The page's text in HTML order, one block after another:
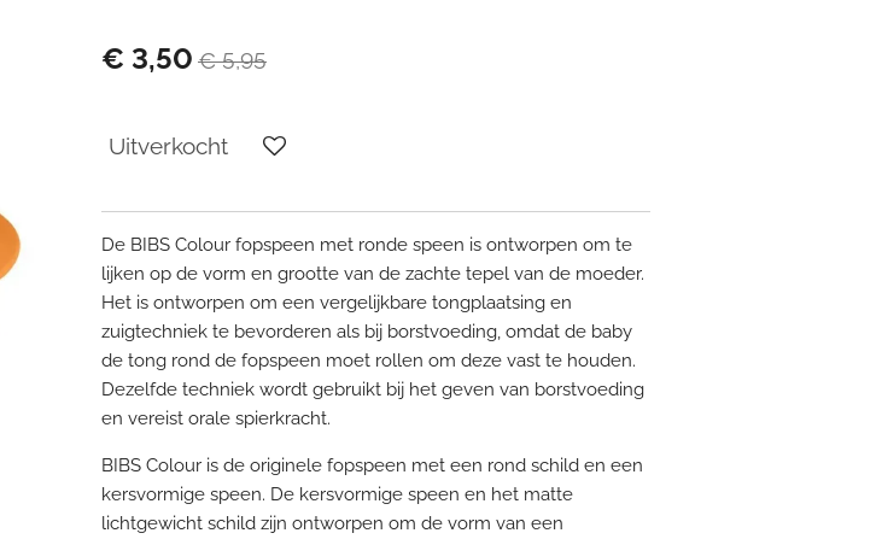
€ 3,50 € 5,95
Uitverkocht
De BIBS Colour fopspeen met ronde speen is ontworpen om te
lijken op de vorm en grootte van de zachte tepel van de moeder.
Het is ontworpen om een vergelijkbare tongplaatsing en
zuigtechniek te bevorderen als bij borstvoeding, omdat de baby
de tong rond de fopspeen moet rollen om deze vast te houden.
Dezelfde techniek wordt gebruikt bij het geven van borstvoeding
en vereist orale spierkracht.
BIBS Colour is de originele fopspeen met een rond schild en een
kersvormige speen. De kersvormige speen en het matte
lichtgewicht schild zijn ontworpen om de vorm van een